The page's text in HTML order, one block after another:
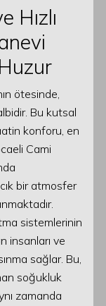
Hızlı
ötesinde,
Bu kutsal
konforu, en
Cami
bir atmosfer
sistemlerinin
insanları ve
sağlar. Bu,
soğukluk
zamanda